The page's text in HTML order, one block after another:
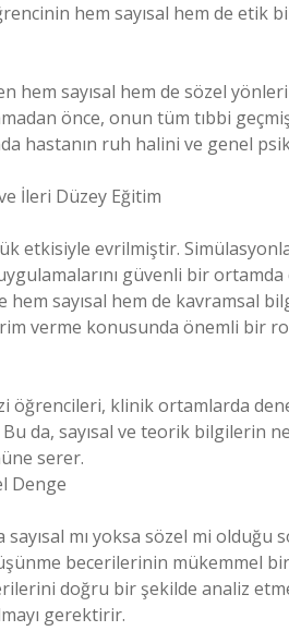
hem sayısal hem de etik
hem sayısal hem de sözel
önce, onun tüm tıbbi
hastanın ruh halini ve genel
İleri Düzey Eğitim
etkisiyle evrilmiştir.
güvenli bir
sayısal hem de kavramsal
verme konusunda önemli bir
öğrencileri, klinik ortamlarda
da, sayısal ve teorik bilgilerin
serer.
Denge
mı yoksa sözel mi olduğu
becerilerinin mükemmel
doğru bir şekilde analiz
gerektirir.